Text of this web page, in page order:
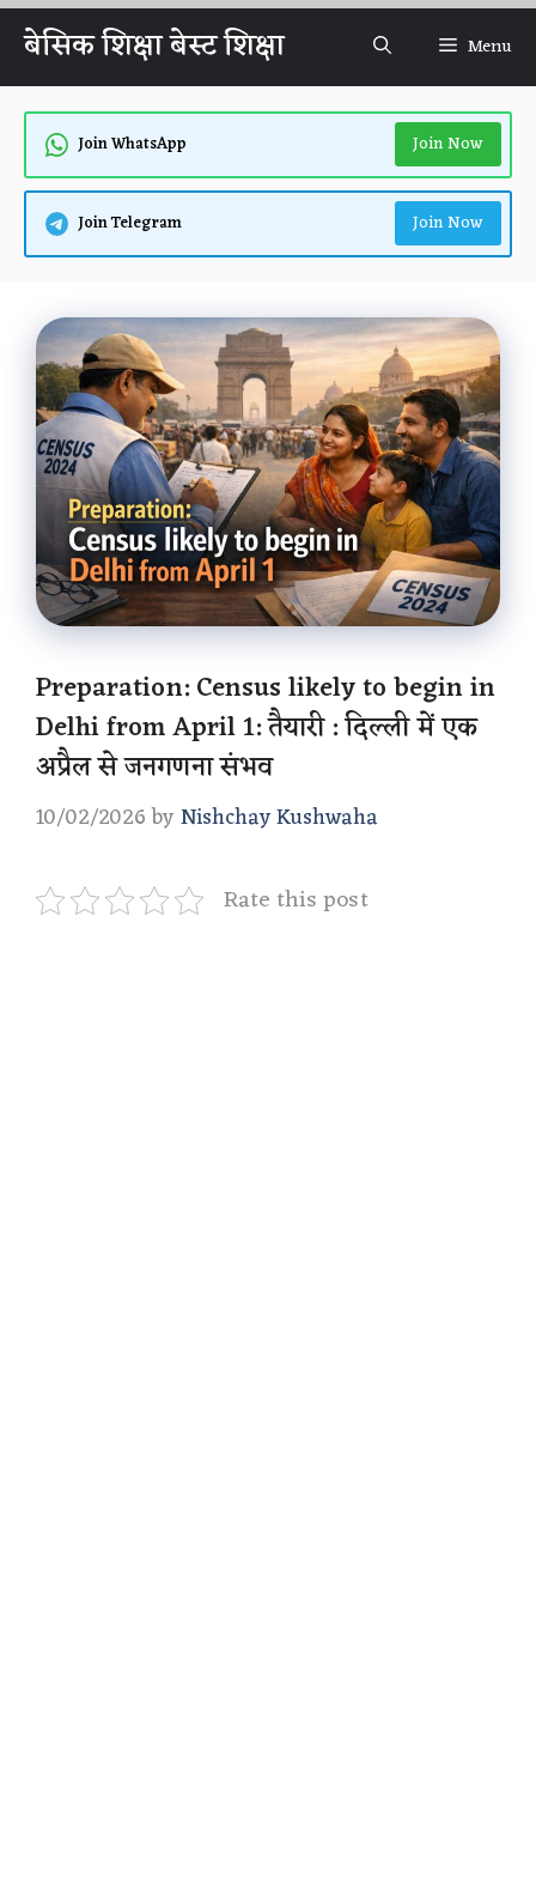
Skip
content
बेसिक शिक्षा बेस्ट शिक्षा Menu
Join WhatsApp Join Now
Join Telegram Join Now
Preparation: Census likely to begin in
Delhi from April 1: तैयारी : दिल्ली में एक
अप्रैल से जनगणना संभव
10/02/2026 byNishchay Kushwaha
Rate this post